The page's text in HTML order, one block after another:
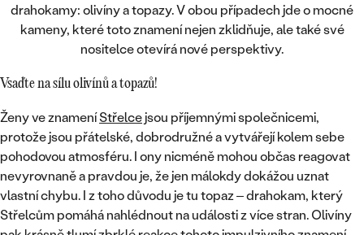
drahokamy: olivíny a topazy. V obou případech jde o mocné
kameny, které toto znamení nejen zklidňuje, ale také své
nositelce otevírá nové perspektivy.
Vsaďte na sílu olivínů a topazů!
Ženy ve znameníStřelcejsou příjemnými společnicemi,
protože jsou přátelské, dobrodružné a vytvářejí kolem sebe
pohodovou atmosféru. I ony nicméně mohou občas reagovat
nevyrovnaně a pravdou je, že jen málokdy dokážou uznat
vlastní chybu. I z toho důvodu je tu topaz – drahokam, který
Střelcům pomáhá nahlédnout na události z více stran. Olivíny